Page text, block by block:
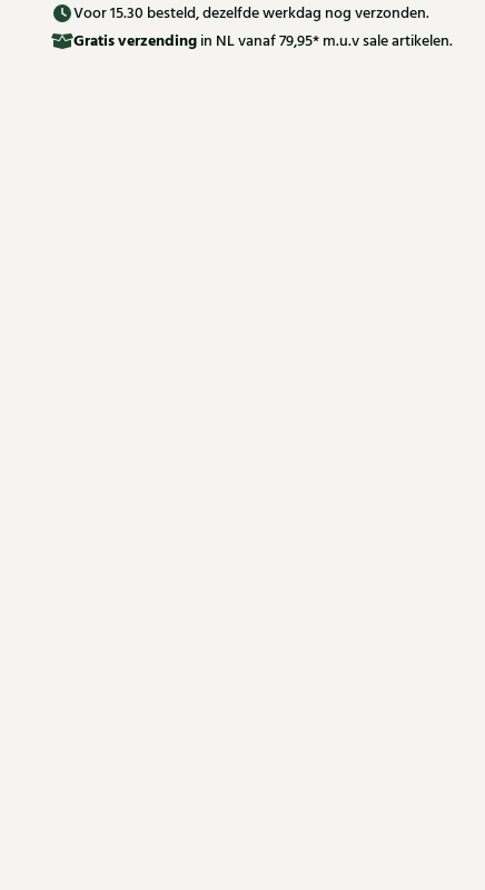
Voor 15.30 besteld, dezelfde werkdag nog verzonden.
Gratisverzending in NL vanaf 79,95* m.u.v sale artikelen.